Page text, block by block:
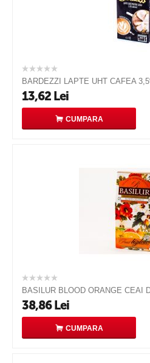
BARDEZZI LAPTE UHT CAFEA
13,62 Lei
CUMPARA
BASILUR BLOOD ORANGE CEAI
38,86 Lei
CUMPARA